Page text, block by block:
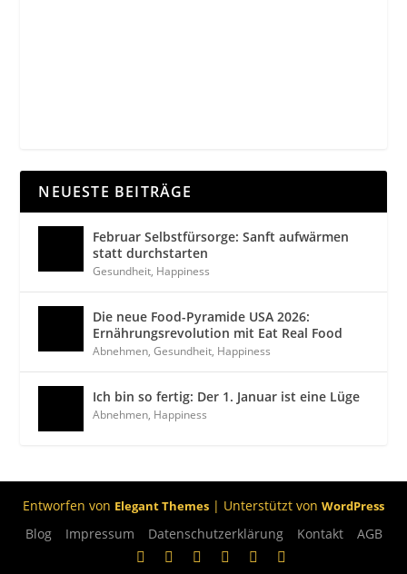
NEUESTE BEITRÄGE
Februar Selbstfürsorge: Sanft aufwärmen
statt durchstarten
Gesundheit, Happiness
Die neue Food-Pyramide USA 2026:
Ernährungsrevolution mit Eat Real Food
Abnehmen,Gesundheit, Happiness
Ich bin so fertig: Der 1. Januar ist eine Lüge
Abnehmen, Happiness
Entworfen von Elegant Themes | Unterstützt von WordPress
Blog Impressum Datenschutzerklärung Kontakt AGB